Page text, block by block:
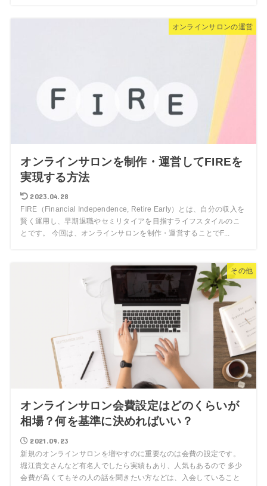
オンラインサロンの運営
オンラインサロンを制作・運営してFIREを
実現する方法
2023.04.28
FIRE（Financial Independence, Retire Early）とは、自分の収入を
賢く運用し、早期退職やセミリタイアを目指すライフスタイルのこ
とです。 今回は、オンラインサロンを制作・運営することでF...
その他
オンラインサロン会費設定はどのくらいが
相場？何を基準に決めればいい？
2021.09.23
新規のオンラインサロンを増やすのに重要なのは会費の設定です。
堀江貴文さんなど有名人でしたら実績もあり、人気もあるので 多少
会費が高くてもその人の話を聞きたい方などは、入会していること